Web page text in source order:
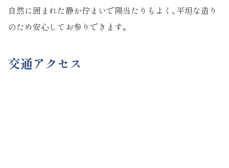
自然に囲まれた静か佇まいで陽当たりもよく、平坦な造り
のため安心してお参りできます。
交通アクセス